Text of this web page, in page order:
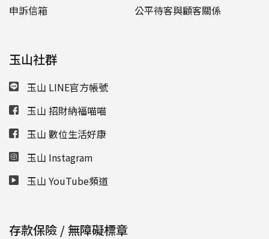
申訴信箱
公平待客與顧客關係
玉山社群
玉山 LINE官方帳號
玉山 招財納福喵喵
玉山 數位生活好康
玉山 Instagram
玉山 YouTube頻道
存款保險 / 無障礙標章